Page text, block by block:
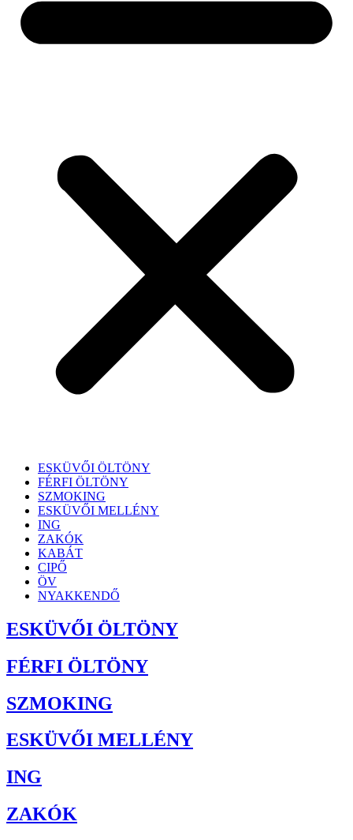
ESKÜVŐI ÖLTÖNY
FÉRFI ÖLTÖNY
SZMOKING
ESKÜVŐI MELLÉNY
ING
ZAKÓK
KABÁT
CIPŐ
ÖV
NYAKKENDŐ
ESKÜVŐI ÖLTÖNY
FÉRFI ÖLTÖNY
SZMOKING
ESKÜVŐI MELLÉNY
ING
ZAKÓK